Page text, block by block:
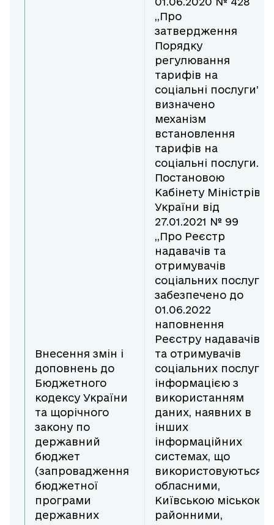
Внесення змін і
доповнень до
Бюджетного
кодексу України
та щорічного
закону по
державний
бюджет
(запровадження
бюджетної
програми
державних
,,Про
затвердження
Порядку
регулювання
тарифів на
соціальні послуги”
визначено
механізм
встановлення
тарифів на
соціальні послуги.
Постановою
Кабінету Міністрів
України від
27.01.2021 № 99
,,Про Реєстр
надавачів та
отримувачів
соціальних послуг”
забезпечено до
01.06.2022
наповнення
Реєстру надавачів
та отримувачів
соціальних послуг
інформацією з
використанням
даних, наявних в
інших
інформаційних
системах, що
використовуються
обласними,
Київською міською,
районними,